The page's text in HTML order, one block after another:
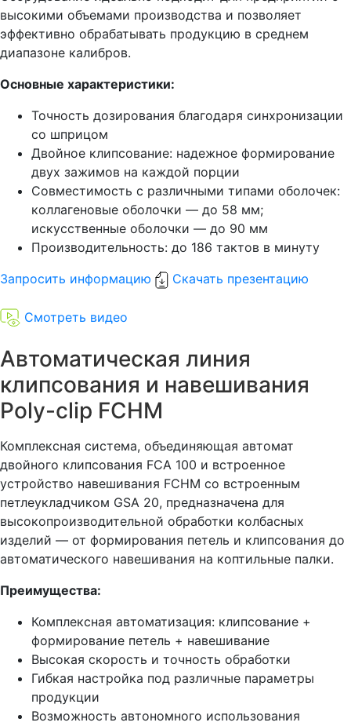
высокими объемами производства и позволяет
эффективно обрабатывать продукцию в среднем
диапазоне калибров.
Основные характеристики:
Точность дозирования благодаря синхронизации
со шприцом
Двойное клипсование: надежное формирование
двух зажимов на каждой порции
Совместимость с различными типами оболочек:
коллагеновые оболочки — до 58 мм;
искусственные оболочки — до 90 мм
Производительность: до 186 тактов в минуту
Запросить информацию
Скачать презентацию
Смотреть видео
Автоматическая линия
клипсования и навешивания
Poly-clip FCHM
Комплексная система, объединяющая автомат
двойного клипсования FCA 100 и встроенное
устройство навешивания FCHM со встроенным
петлеукладчиком GSA 20, предназначена для
высокопроизводительной обработки колбасных
изделий — от формирования петель и клипсования до
автоматического навешивания на коптильные палки.
Преимущества:
Комплексная автоматизация: клипсование +
формирование петель + навешивание
Высокая скорость и точность обработки
Гибкая настройка под различные параметры
продукции
Возможность автономного использования